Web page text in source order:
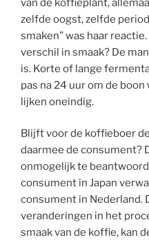
van de koffieplant,
zelfde oogst, zelfde
smaken” was haar
verschil in smaak? De
is. Korte of lange
pas na 24 uur om de
lijken oneindig.
Blijft voor de koffieboer
daarmee de consument?
onmogelijk te
consument in Japan
consument in Nederland.
veranderingen in het
smaak van de koffie, kan